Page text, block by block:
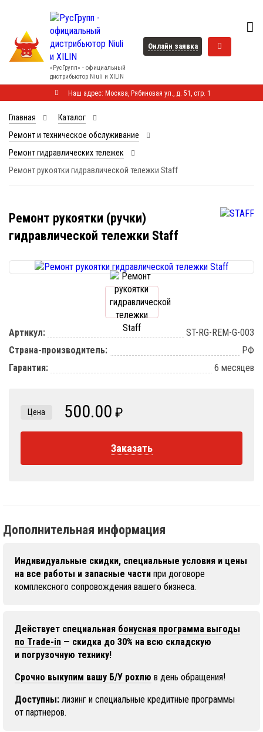
«РусГрупп» - официальный
диcтрибьютор Niuli и XILIN
Онлайн заявка
Наш адрес: Москва, Рябиновая ул., д. 51, стр. 1
Главная
Каталог
Ремонт и техническое обслуживание
Ремонт гидравлических тележек
Ремонт рукоятки гидравлической тележки Staff
Ремонт рукоятки (ручки)
гидравлической тележки Staff
Артикул:
ST-RG-REM-G-003
Страна-производитель:
РФ
Гарантия:
6 месяцев
Цена 500.00 ₽
Заказать
Дополнительная информация
Индивидуальные скидки, специальные условия и цены
на все работы и запасные части при договоре
комплексного сопровождения вашего бизнеса.
Действует специальная бонусная программа выгоды
по Trade-in — скидка до 30% на всю складскую
и погрузочную технику!
Срочно выкупим вашу Б/У рохлю в день обращения!
Доступны: лизинг и специальные кредитные программы
от партнеров.